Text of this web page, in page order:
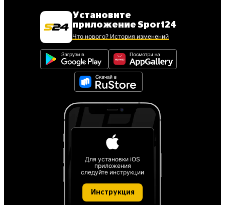
Установите
приложение Sport24
Что нового? История изменений
Для установки iOS
приложения
следуйте инструкции
Инструкция